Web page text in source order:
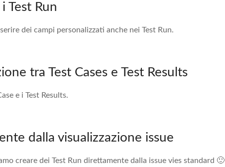
Test Run
dei campi personalizzati anche nei Test Run.
tra Test Cases e Test Results
e i Test Results.
dalla visualizzazione issue
creare dei Test Run direttamente dalla issue vies standard 🙂